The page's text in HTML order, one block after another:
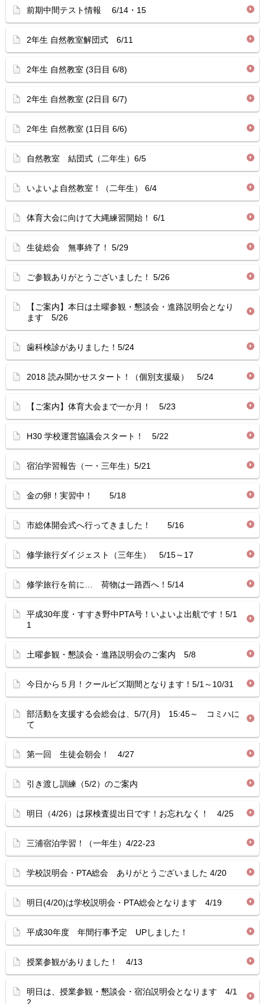
前期中間テスト情報 6/14・15
2年生 自然教室解団式 6/11
2年生 自然教室 (3日目 6/8)
2年生 自然教室 (2日目 6/7)
2年生 自然教室 (1日目 6/6)
自然教室 結団式（二年生）6/5
いよいよ自然教室！（二年生） 6/4
体育大会に向けて大縄練習開始！ 6/1
生徒総会 無事終了！ 5/29
ご参観ありがとうございました！ 5/26
【ご案内】本日は土曜参観・懇談会・進路説明会となり
ます 5/26
歯科検診がありました！5/24
2018 読み聞かせスタート！（個別支援級） 5/24
【ご案内】体育大会まで一か月！ 5/23
H30 学校運営協議会スタート！ 5/22
宿泊学習報告（一・三年生）5/21
金の卵！実習中！ 5/18
市総体開会式へ行ってきました！ 5/16
修学旅行ダイジェスト（三年生） 5/15～17
修学旅行を前に… 荷物は一路西へ！5/14
平成30年度・すすき野中PTA号！いよいよ出航です！5/1
1
土曜参観・懇談会・進路説明会のご案内 5/8
今日から５月！クールビズ期間となります！5/1～10/31
部活動を支援する会総会は、5/7(月) 15:45～ コミハに
て
第一回 生徒会朝会！ 4/27
引き渡し訓練（5/2）のご案内
明日（4/26）は尿検査提出日です！お忘れなく！ 4/25
三浦宿泊学習！（一年生）4/22-23
学校説明会・PTA総会 ありがとうございました 4/20
明日(4/20)は学校説明会・PTA総会となります 4/19
平成30年度 年間行事予定 UPしました！
授業参観がありました！ 4/13
明日は、授業参観・懇談会・宿泊説明会となります 4/1